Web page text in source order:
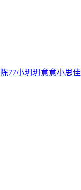
陈77小玥玥意意小思佳